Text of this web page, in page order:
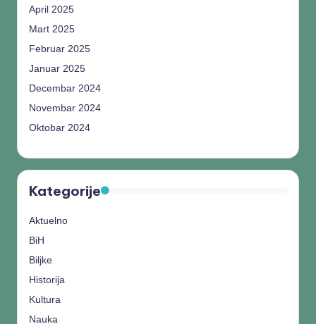
April 2025
Mart 2025
Februar 2025
Januar 2025
Decembar 2024
Novembar 2024
Oktobar 2024
Kategorije
Aktuelno
BiH
Biljke
Historija
Kultura
Nauka